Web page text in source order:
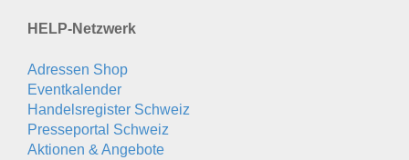
HELP-Netzwerk
Adressen Shop
Eventkalender
Handelsregister Schweiz
Presseportal Schweiz
Aktionen & Angebote